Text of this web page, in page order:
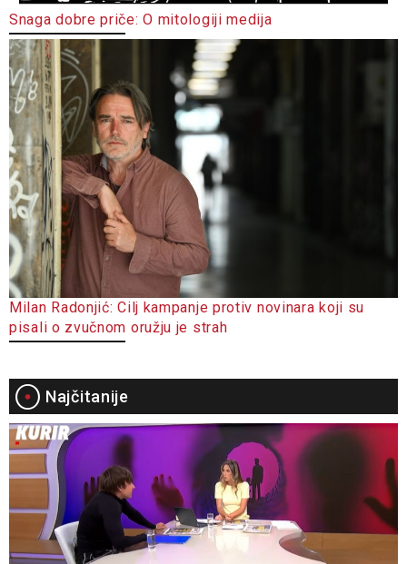
Snaga dobre priče: O mitologiji medija
Milan Radonjić: Cilj kampanje protiv novinara koji su
pisali o zvučnom oružju je strah
Najčitanije